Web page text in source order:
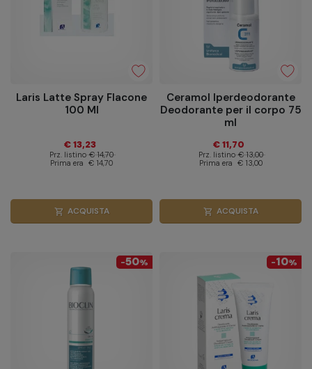
Laris Latte Spray Flacone
100 Ml
€ 13,23
Prz. listino € 14,70
Prima era € 14,70
shopping_cart ACQUISTA
Ceramol Iperdeodorante
Deodorante per il corpo 75
ml
€ 11,70
Prz. listino € 13,00
Prima era € 13,00
shopping_cart ACQUISTA
-50% -10%